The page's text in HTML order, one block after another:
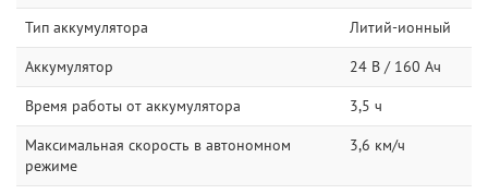
Тип аккумулятора
Литий-ионный
Аккумулятор
24 В / 160 Ач
Время работы от аккумулятора
3,5 ч
Максимальная скорость в автономном
режиме
3,6 км/ч